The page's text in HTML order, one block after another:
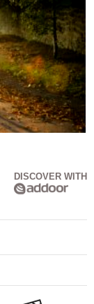
DISCOVER WITH